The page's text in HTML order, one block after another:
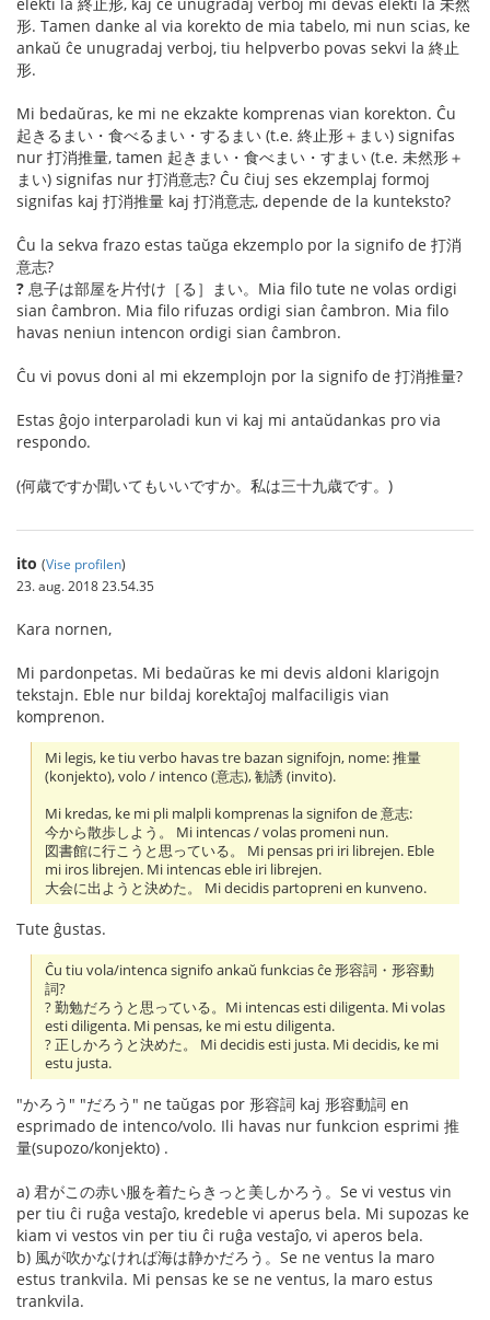
形. Tamen danke al via korekto de mia tabelo, mi nun scias, ke
ankaŭ ĉe unugradaj verboj, tiu helpverbo povas sekvi la 終止
形.
Mi bedaŭras, ke mi ne ekzakte komprenas vian korekton. Ĉu
起きるまい・食べるまい・するまい (t.e. 終止形＋まい) signifas
nur 打消推量, tamen 起きまい・食べまい・すまい (t.e. 未然形＋
まい) signifas nur 打消意志? Ĉu ĉiuj ses ekzemplaj formoj
signifas kaj 打消推量 kaj 打消意志, depende de la kunteksto?
Ĉu la sekva frazo estas taŭga ekzemplo por la signifo de 打消
意志?
? 息子は部屋を片付け［る］まい。Mia filo tute ne volas ordigi
sian ĉambron. Mia filo rifuzas ordigi sian ĉambron. Mia filo
havas neniun intencon ordigi sian ĉambron.
Ĉu vi povus doni al mi ekzemplojn por la signifo de 打消推量?
Estas ĝojo interparoladi kun vi kaj mi antaŭdankas pro via
respondo.
(何歳ですか聞いてもいいですか。私は三十九歳です。)
ito (Vise profilen)
23. aug. 2018 23.54.35
Kara nornen,
Mi pardonpetas. Mi bedaŭras ke mi devis aldoni klarigojn
tekstajn. Eble nur bildaj korektaĵoj malfaciligis vian
komprenon.
Mi legis, ke tiu verbo havas tre bazan signifojn, nome: 推量
(konjekto), volo / intenco (意志), 勧誘 (invito).
Mi kredas, ke mi pli malpli komprenas la signifon de 意志:
今から散歩しよう。 Mi intencas / volas promeni nun.
図書館に行こうと思っている。 Mi pensas pri iri librejen. Eble
mi iros librejen. Mi intencas eble iri librejen.
大会に出ようと決めた。 Mi decidis partopreni en kunveno.
Tute ĝustas.
Ĉu tiu vola/intenca signifo ankaŭ funkcias ĉe 形容詞・形容動
詞?
? 勤勉だろうと思っている。Mi intencas esti diligenta. Mi volas
esti diligenta. Mi pensas, ke mi estu diligenta.
? 正しかろうと決めた。 Mi decidis esti justa. Mi decidis, ke mi
estu justa.
"かろう" "だろう" ne taŭgas por 形容詞 kaj 形容動詞 en
esprimado de intenco/volo. Ili havas nur funkcion esprimi 推
量(supozo/konjekto) .
a) 君がこの赤い服を着たらきっと美しかろう。Se vi vestus vin
per tiu ĉi ruĝa vestaĵo, kredeble vi aperus bela. Mi supozas ke
kiam vi vestos vin per tiu ĉi ruĝa vestaĵo, vi aperos bela.
b) 風が吹かなければ海は静かだろう。Se ne ventus la maro
estus trankvila. Mi pensas ke se ne ventus, la maro estus
trankvila.